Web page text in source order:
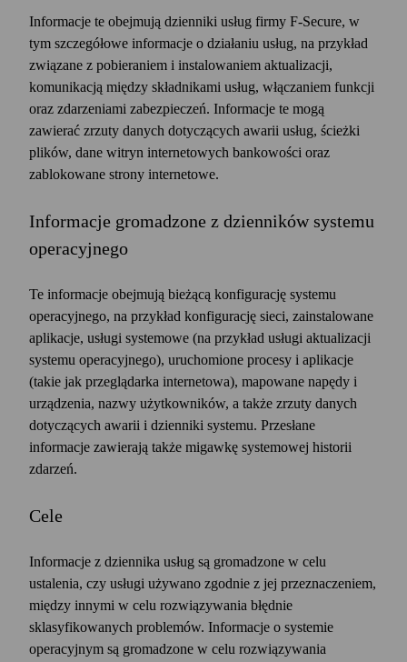
Informacje te obejmują dzienniki usług firmy F‑Secure, w
tym szczegółowe informacje o działaniu usług, na przykład
związane z pobieraniem i instalowaniem aktualizacji,
komunikacją między składnikami usług, włączaniem funkcji
oraz zdarzeniami zabezpieczeń. Informacje te mogą
zawierać zrzuty danych dotyczących awarii usług, ścieżki
plików, dane witryn internetowych bankowości oraz
zablokowane strony internetowe.
Informacje gromadzone z dzienników systemu
operacyjnego
Te informacje obejmują bieżącą konfigurację systemu
operacyjnego, na przykład konfigurację sieci, zainstalowane
aplikacje, usługi systemowe (na przykład usługi aktualizacji
systemu operacyjnego), uruchomione procesy i aplikacje
(takie jak przeglądarka internetowa), mapowane napędy i
urządzenia, nazwy użytkowników, a także zrzuty danych
dotyczących awarii i dzienniki systemu. Przesłane
informacje zawierają także migawkę systemowej historii
zdarzeń.
Cele
Informacje z dziennika usług są gromadzone w celu
ustalenia, czy usługi używano zgodnie z jej przeznaczeniem,
między innymi w celu rozwiązywania błędnie
sklasyfikowanych problemów. Informacje o systemie
operacyjnym są gromadzone w celu rozwiązywania